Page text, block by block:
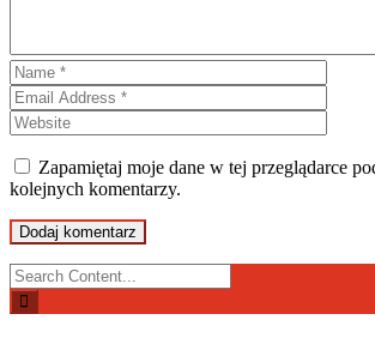
Zapamiętaj moje dane w tej przeglądarce
kolejnych komentarzy.
Search
for: